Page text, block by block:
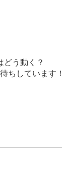
どう動く？
ちしています！